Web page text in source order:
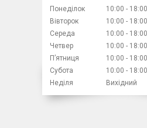
Понеділок 10:00
18:00
Вівторок
10:00
18:00
Середа
10:00
18:00
Четвер
10:00
18:00
Пʼятниця
10:00
18:00
Субота
10:00
18:00
Неділя
Вихідний